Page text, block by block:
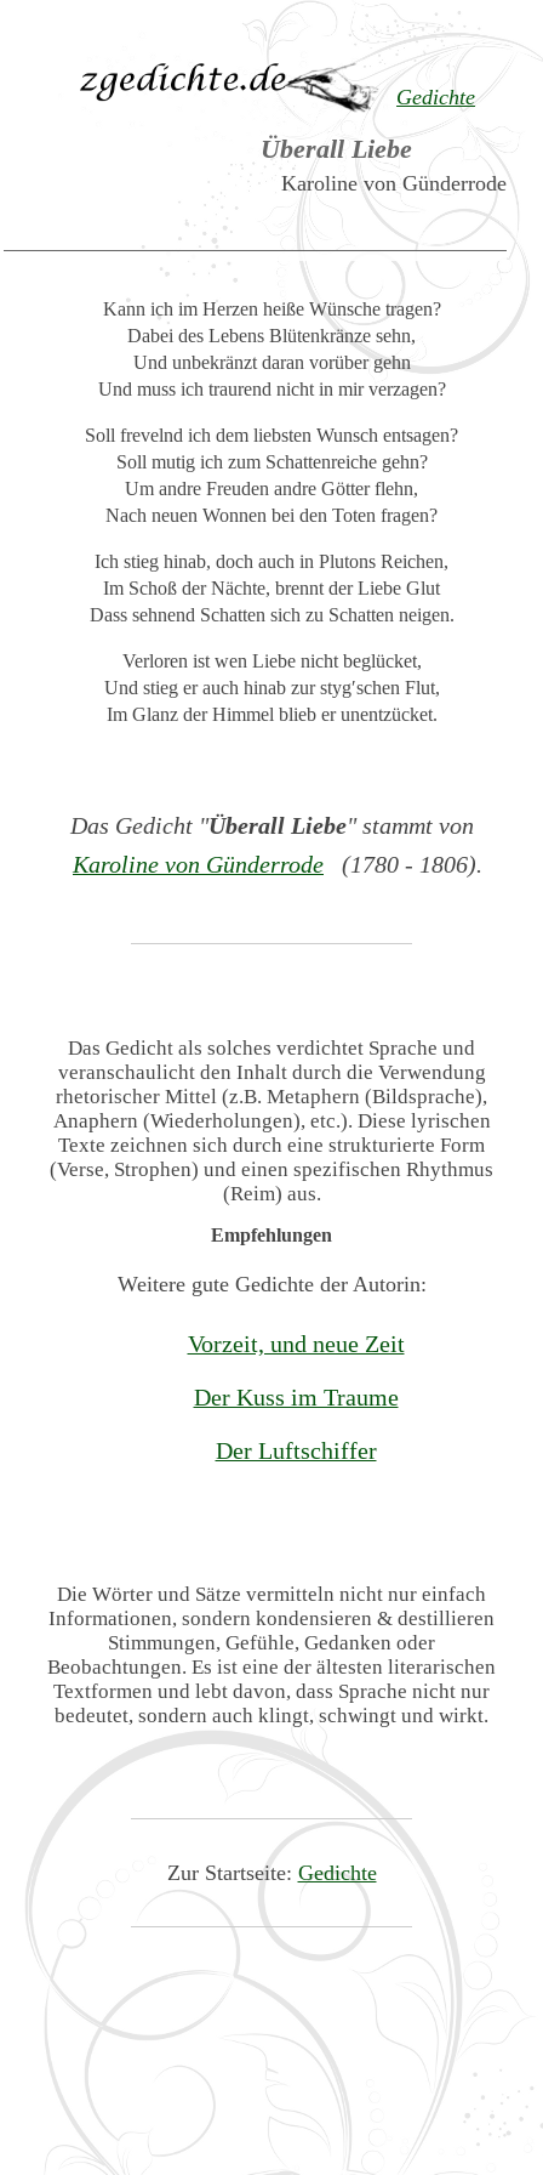
Gedichte
Überall Liebe
Karoline von Günderrode
Kann ich im Herzen heiße Wünsche tragen?
Dabei des Lebens Blütenkränze sehn,
Und unbekränzt daran vorüber gehn
Und muss ich traurend nicht in mir verzagen?
Soll frevelnd ich dem liebsten Wunsch entsagen?
Soll mutig ich zum Schattenreiche gehn?
Um andre Freuden andre Götter flehn,
Nach neuen Wonnen bei den Toten fragen?
Ich stieg hinab, doch auch in Plutons Reichen,
Im Schoß der Nächte, brennt der Liebe Glut
Dass sehnend Schatten sich zu Schatten neigen.
Verloren ist wen Liebe nicht beglücket,
Und stieg er auch hinab zur styg′schen Flut,
Im Glanz der Himmel blieb er unentzücket.
Das Gedicht "Überall Liebe" stammt von
Karoline von Günderrode (1780 - 1806).
Das Gedicht als solches verdichtet Sprache und
veranschaulicht den Inhalt durch die Verwendung
rhetorischer Mittel (z.B. Metaphern (Bildsprache),
Anaphern (Wiederholungen), etc.). Diese lyrischen
Texte zeichnen sich durch eine strukturierte Form
(Verse, Strophen) und einen spezifischen Rhythmus
(Reim) aus.
Empfehlungen
Weitere gute Gedichte der Autorin:
Vorzeit, und neue Zeit
Der Kuss im Traume
Der Luftschiffer
Die Wörter und Sätze vermitteln nicht nur einfach
Informationen, sondern kondensieren & destillieren
Stimmungen, Gefühle, Gedanken oder
Beobachtungen. Es ist eine der ältesten literarischen
Textformen und lebt davon, dass Sprache nicht nur
bedeutet, sondern auch klingt, schwingt und wirkt.
Zur Startseite: Gedichte